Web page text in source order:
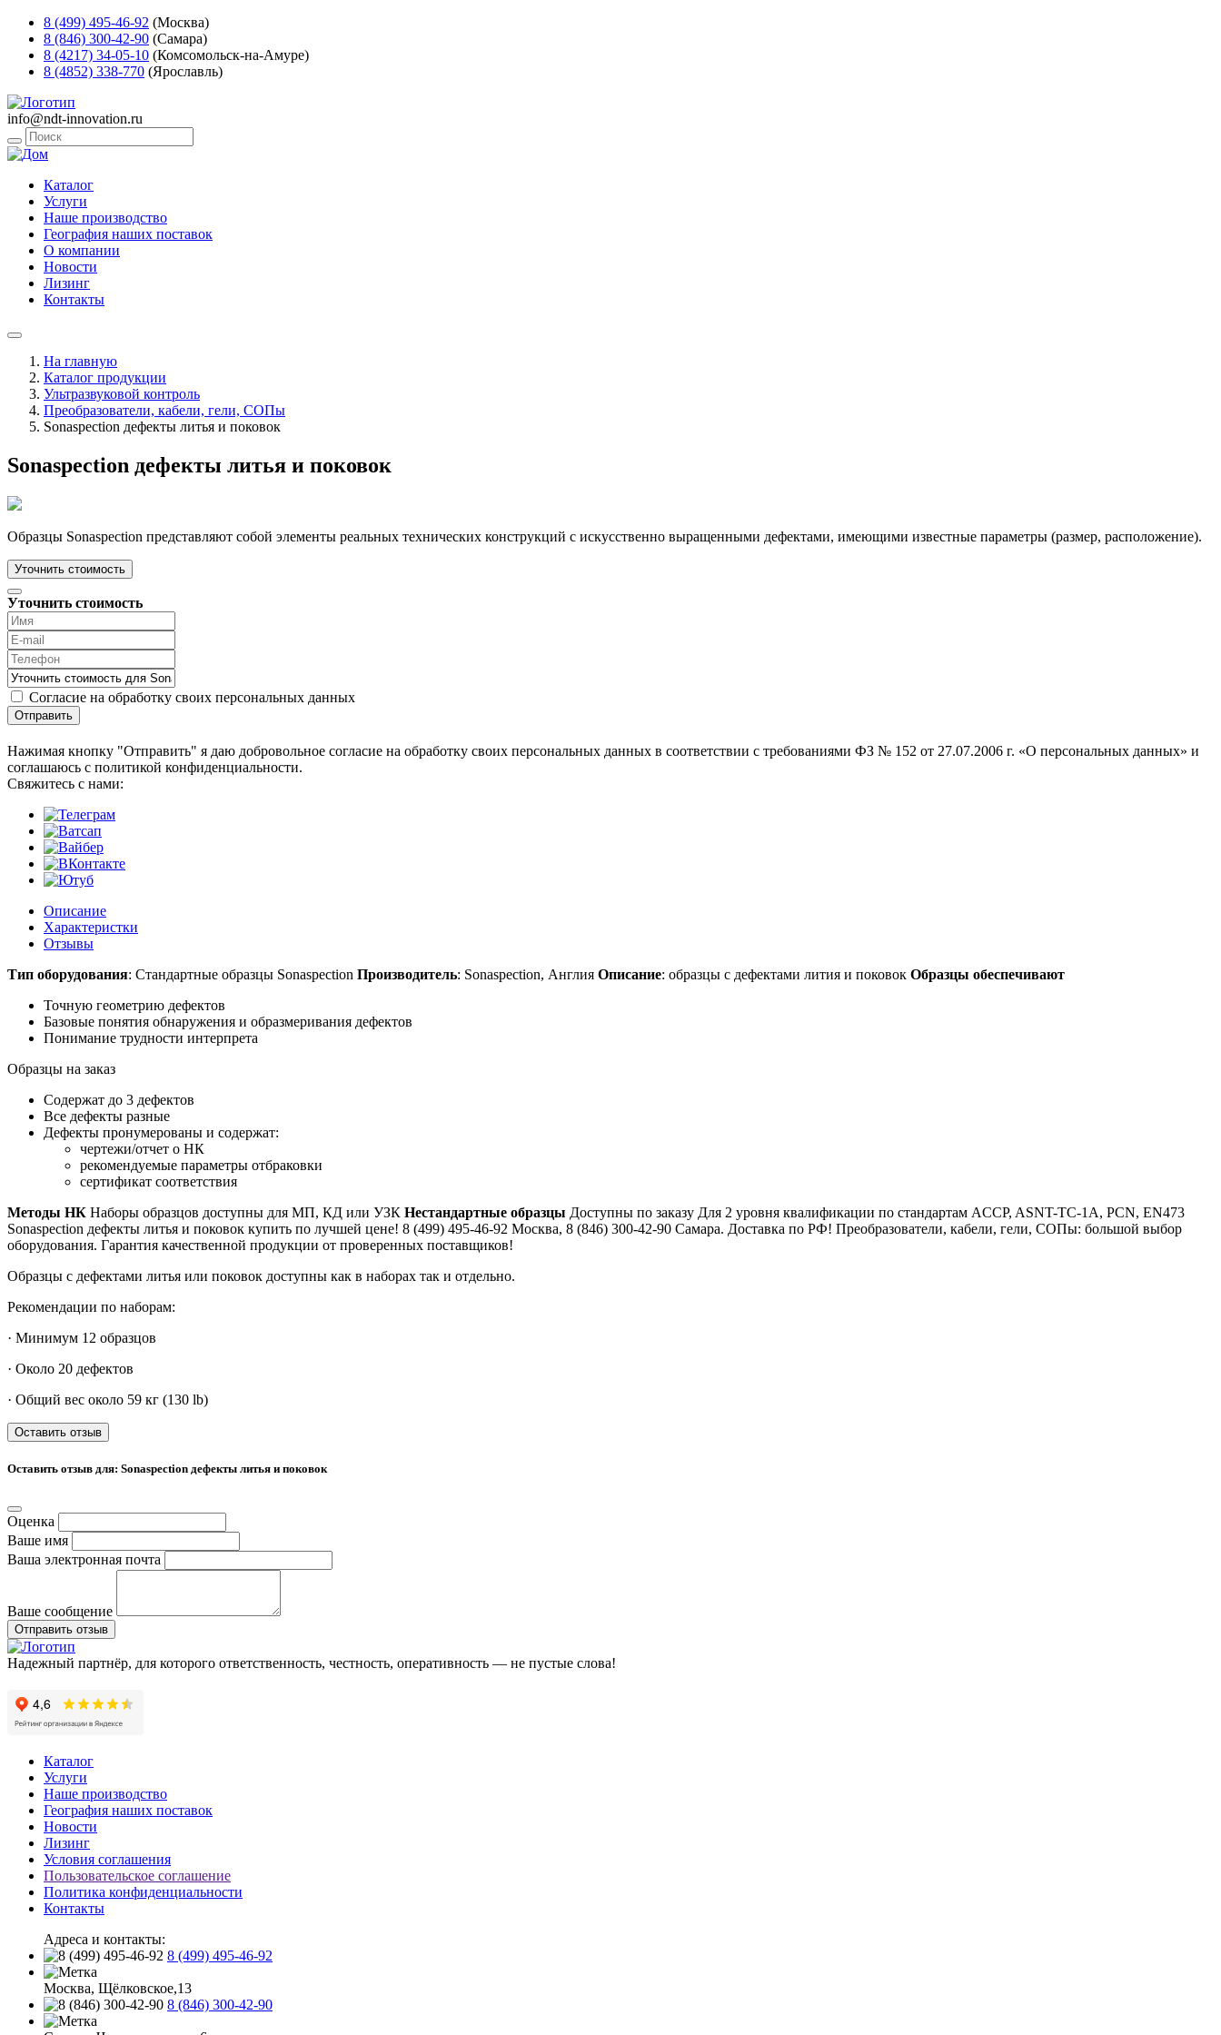
8 (499) 495-46-92 (Москва)
8 (846) 300-42-90 (Самара)
8 (4217) 34-05-10 (Комсомольск-на-Амуре)
8 (4852) 338-770 (Ярославль)
info@ndt-innovation.ru
Каталог
Услуги
Наше производство
География наших поставок
О компании
Новости
Лизинг
Контакты
На главную
Каталог продукции
Ультразвуковой контроль
Преобразователи, кабели, гели, СОПы
Sonaspection дефекты литья и поковок
Sonaspection дефекты литья и поковок
Образцы Sonaspection представляют собой элементы реальных технических конструкций с искусственно выращенными дефектами, имеющими известные параметры (размер, расположение).
Уточнить стоимость
Уточнить стоимость
Согласие на обработку своих персональных данных
Отправить
Нажимая кнопку "Отправить" я даю добровольное согласие на обработку своих персональных данных в соответствии с требованиями ФЗ № 152 от 27.07.2006 г. «О персональных данных» и
соглашаюсь с политикой конфиденциальности.
Cвяжитесь с нами:
Описание
Характеристки
Отзывы
Тип оборудования: Стандартные образцы Sonaspection Производитель: Sonaspection, Англия Описание: образцы с дефектами лития и поковок Образцы обеспечивают
Точную геометрию дефектов
Базовые понятия обнаружения и образмеривания дефектов
Понимание трудности интерпрета
Образцы на заказ
Содержат до 3 дефектов
Все дефекты разные
Дефекты пронумерованы и содержат:
чертежи/отчет о НК
рекомендуемые параметры отбраковки
сертификат соответствия
Методы НК Наборы образцов доступны для МП, КД или УЗК Нестандартные образцы Доступны по заказу Для 2 уровня квалификации по стандартам ACCP, ASNT-TC-1A, PCN, EN473
Sonaspection дефекты литья и поковок купить по лучшей цене! 8 (499) 495-46-92 Москва, 8 (846) 300-42-90 Самара. Доставка по РФ! Преобразователи, кабели, гели, СОПы: большой выбор
оборудования. Гарантия качественной продукции от проверенных поставщиков!
Образцы с дефектами литья или поковок доступны как в наборах так и отдельно.
Рекомендации по наборам:
· Минимум 12 образцов
· Около 20 дефектов
· Общий вес около 59 кг (130 lb)
Оставить отзыв
Оставить отзыв для: Sonaspection дефекты литья и поковок
Оценка
Ваше имя
Ваша электронная почта
Ваше сообщение
Отправить отзыв
Надежный партнёр, для которого ответственность, честность, оперативность — не пустые слова!
Каталог
Услуги
Наше производство
География наших поставок
Новости
Лизинг
Условия соглашения
Пользовательское соглашение
Политика конфиденциальности
Контакты
Адреса и контакты:
8 (499) 495-46-92
Москва, Щёлковское,13
8 (846) 300-42-90